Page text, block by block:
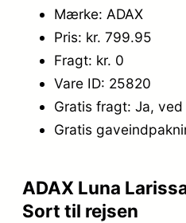
9
,
0
0
.
Mærke: ADAX
Pris: kr. 799.95
Fragt: kr. 0
Vare ID: 25820
Gratis fragt: Ja,
Gratis
ADAX Luna
Sort til rejsen